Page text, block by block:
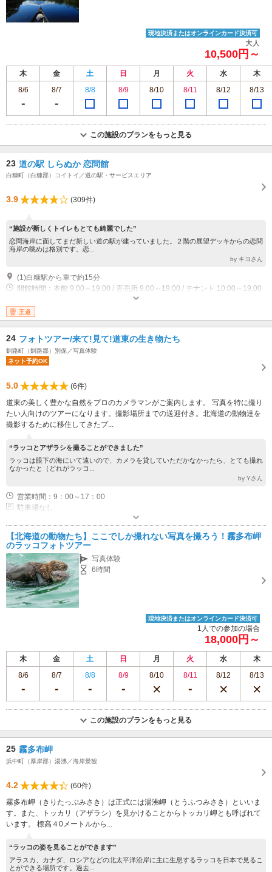
現地決済またはオンラインカード決済可
大人
10,500円～
木 金 土 日 月 火 水
木
8/6
8/7 8/8 8/9 8/10 8/11 8/12 8/13
この施設のプランをもっと見る
23 道の駅 しらぬか 恋問館
白糠町（白糠郡）コイトイ／道の駅・サービスエリア
3.9 (309件)
“施設が新しくトイレもとても綺麗でした”
恋問海岸に面してまだ新しい道の駅が建っていました。２階の展望デッキからの恋問
海岸の眺めは格別です。恋...
by キヨさん
(1)白糠駅から車で約15分
開館時間：本館 9:00～19:00 / 直売所 9:00～19:00 / テナント 10:00～19:00
(LO18:30) 休館日：年末年始（12月30日～1月3日） ※自然災害の発生時に
は、お客様の安全確保のため、予告なく臨時休館とさせていただく場合がご
ざいます。あらかじめご了承ください。
王道
24 フォトツアー/来て!見て!道東の生き物たち
釧路町（釧路郡）別保／写真体験
ネット予約OK
5.0
(6件)
道東の美しく豊かな自然をプロのカメラマンがご案内します。 写真を特に撮り
たい人向けのツアーになります。撮影場所までの送迎付き。北海道の動物達を
撮影するために移住してきたプ...
“ラッコとアザラシを撮ることができました”
ラッコは眼下の海にいて遠いので、カメラを貸していただかなかったら、とても撮れ
なかったと（どれがラッコ...
by Yさん
営業時間：9：00～17：00
駐車場なし
【北海道の動物たち】ここでしか撮れない写真を撮ろう！霧多布岬
のラッコフォトツアー
写真体験
6時間
現地決済またはオンラインカード決済可
1人での参加の場合
18,000円～
木 金 土 日 月 火 水
木
8/6
8/7 8/8 8/9 8/10 8/11 8/12 8/13
この施設のプランをもっと見る
25 霧多布岬
浜中町（厚岸郡）湯沸／海岸景観
4.2
(60件)
霧多布岬（きりたっぷみさき）は正式には湯沸岬（とうふつみさき）といいま
す。また、トッカリ（アザラシ）を見かけることからトッカリ岬とも呼ばれて
います。 標高４0メートルから...
“ラッコの姿を見ることができます”
アラスカ、カナダ、ロシアなどの北太平洋沿岸に主に生息するラッコを日本で見るこ
とができる場所です。過去...